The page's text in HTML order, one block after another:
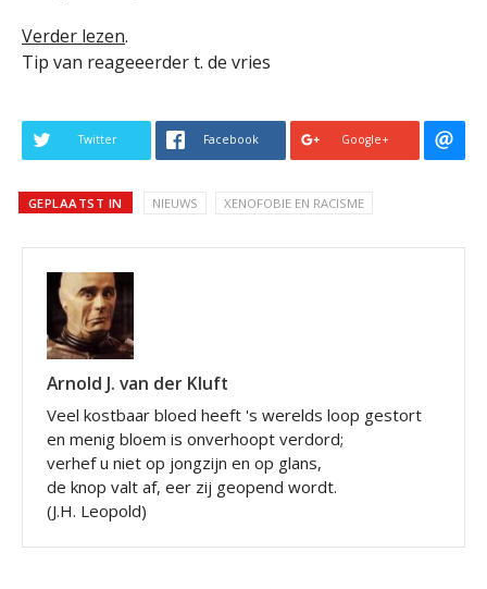
Verder lezen.
Tip van reageeerder t. de vries
Twitter Facebook Google+
GEPLAATST IN NIEUWS XENOFOBIE EN RACISME
Arnold J. van der Kluft
Veel kostbaar bloed heeft 's werelds loop gestort
en menig bloem is onverhoopt verdord;
verhef u niet op jongzijn en op glans,
de knop valt af, eer zij geopend wordt.
(J.H. Leopold)